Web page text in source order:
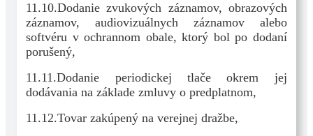
11.10.Dodanie zvukových záznamov, obrazových
záznamov, audiovizuálnych záznamov alebo
softvéru v ochrannom obale, ktorý bol po dodaní
porušený,
11.11.Dodanie periodickej tlače okrem jej
dodávania na základe zmluvy o predplatnom,
11.12.Tovar zakúpený na verejnej dražbe,